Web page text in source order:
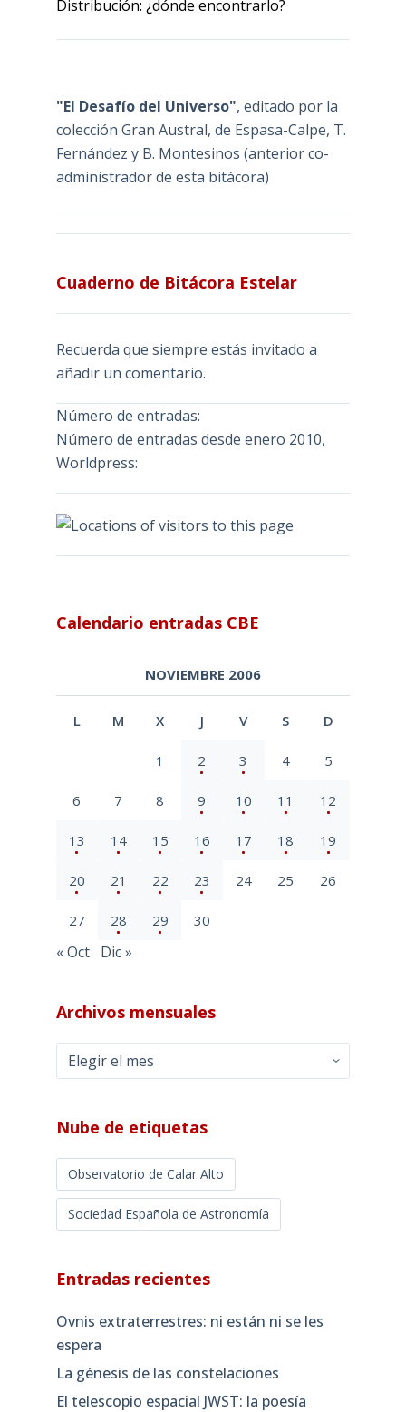
Distribución: ¿dónde encontrarlo?
"El Desafío del Universo", editado por la
colección Gran Austral, de Espasa-Calpe, T.
Fernández y B. Montesinos (anterior co-
administrador de esta bitácora)
Cuaderno de Bitácora Estelar
Recuerda que siempre estás invitado a
añadir un comentario.
Número de entradas:
Número de entradas desde enero 2010,
Worldpress:
Calendario entradas CBE
NOVIEMBRE 2006
L M X J V S D
1 2 3 4 5
6 7 8 9 10 11 12
13 14 15 16 17 18 19
20 21 22 23 24 25 26
27 28 29 30
« Oct Dic »
Archivos mensuales
Archivos
mensuales
Nube de etiquetas
Observatorio de Calar Alto
Sociedad Española de Astronomía
Entradas recientes
Ovnis extraterrestres: ni están ni se les
espera
La génesis de las constelaciones
El telescopio espacial JWST: la poesía